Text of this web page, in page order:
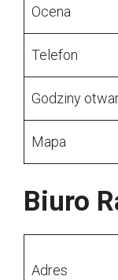
Ocena
Telefon
Godziny
Mapa
Biuro
Adres